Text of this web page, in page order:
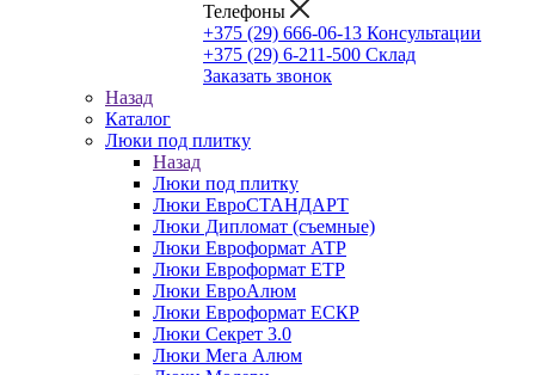
Телефоны
+375 (29) 666-06-13 Консультации
+375 (29) 6-211-500 Склад
Заказать звонок
Назад
Каталог
Люки под плитку
Назад
Люки под плитку
Люки ЕвроСТАНДАРТ
Люки Дипломат (съемные)
Люки Евроформат АТР
Люки Евроформат ЕТР
Люки ЕвроАлюм
Люки Евроформат ЕСКР
Люки Секрет 3.0
Люки Мега Алюм